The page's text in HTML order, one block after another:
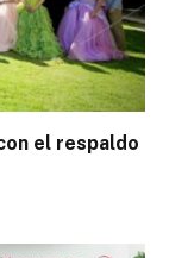
el respaldo